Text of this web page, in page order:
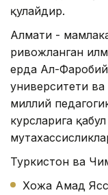
қулайдир.
Алмати -
ривожланган
ерда Ал-
университети
миллий
курсларига
Туркистон ва
Хожа Аҳмад